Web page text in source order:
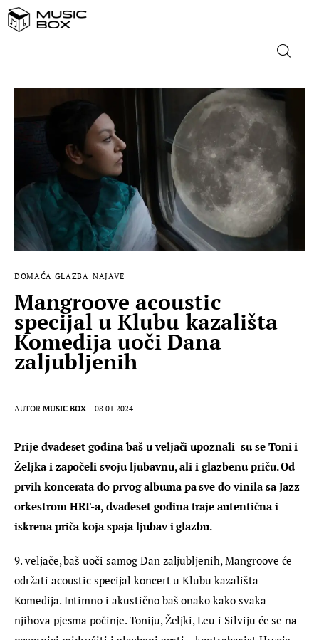
NASLOVNICA
DOMAĆA GLAZBA
STRANA GLAZBA
FILM
MUSIC BOX
DOMAĆA GLAZBA NAJAVE
Mangroove acoustic
specijal u Klubu kazališta
Komedija uoči Dana
zaljubljenih
AUTOR MUSIC BOX 08.01.2024.
Prije dvadeset godina baš u veljači upoznali  su se Toni i
Željka i započeli svoju ljubavnu, ali i glazbenu priču. Od
prvih koncerata do prvog albuma pa sve do vinila sa Jazz
orkestrom HRT-a, dvadeset godina traje autentična i
iskrena priča koja spaja ljubav i glazbu.
9. veljače, baš uoči samog Dan zaljubljenih, Mangroove će
održati acoustic specijal koncert u Klubu kazališta
Komedija. Intimno i akustično baš onako kako svaka
njihova pjesma počinje. Toniju, Željki, Leu i Silviju će se na